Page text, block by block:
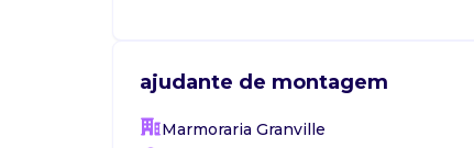
ajudante de montagem
Marmoraria Granville